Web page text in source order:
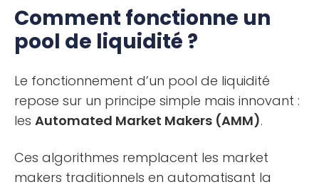
Comment fonctionne un
pool de liquidité ?
Le fonctionnement d’un pool de liquidité
repose sur un principe simple mais innovant :
les Automated Market Makers (AMM).
Ces algorithmes remplacent les market
makers traditionnels en automatisant la